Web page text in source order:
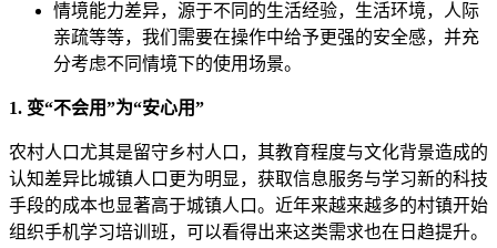
情境能力差异，源于不同的生活经验，生活环境，人际
亲疏等等，我们需要在操作中给予更强的安全感，并充
分考虑不同情境下的使用场景。
1. 变“不会用”为“安心用”
农村人口尤其是留守乡村人口，其教育程度与文化背景造成的
认知差异比城镇人口更为明显，获取信息服务与学习新的科技
手段的成本也显著高于城镇人口。近年来越来越多的村镇开始
组织手机学习培训班，可以看得出来这类需求也在日趋提升。